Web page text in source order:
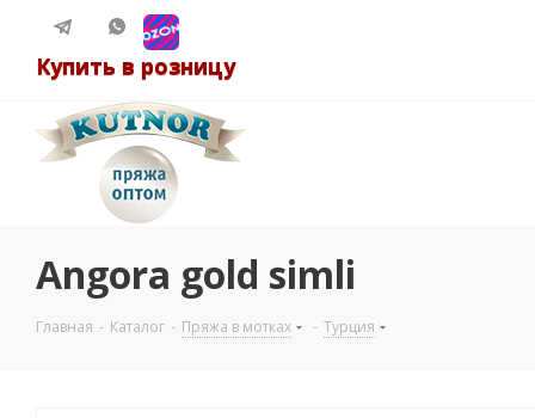
Купить в розницу
Angora gold simli
Главная - Каталог - Пряжа в мотках - Турция